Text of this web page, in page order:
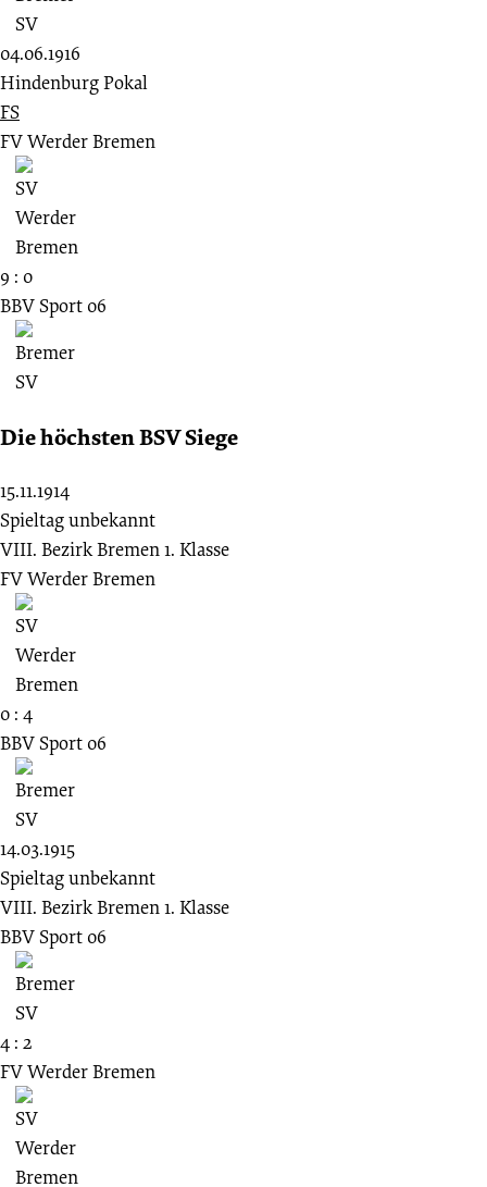
04.06.1916
Hindenburg Pokal
FS
FV Werder Bremen
9 : 0
BBV Sport 06
Die höchsten BSV Siege
15.11.1914
Spieltag unbekannt
VIII. Bezirk Bremen 1. Klasse
FV Werder Bremen
0 : 4
BBV Sport 06
14.03.1915
Spieltag unbekannt
VIII. Bezirk Bremen 1. Klasse
BBV Sport 06
4 : 2
FV Werder Bremen